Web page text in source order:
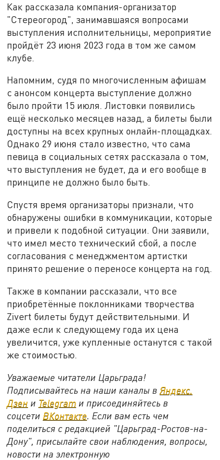
Как рассказала компания-организатор
"Стереогород", занимавшаяся вопросами
выступления исполнительницы, мероприятие
пройдёт 23 июня 2023 года в том же самом
клубе.
Напомним, судя по многочисленным афишам
с анонсом концерта выступление должно
было пройти 15 июля. Листовки появились
ещё несколько месяцев назад, а билеты были
доступны на всех крупных онлайн-площадках.
Однако 29 июня стало известно, что сама
певица в социальных сетях рассказала о том,
что выступления не будет, да и его вообще в
принципе не должно было быть.
Спустя время организаторы признали, что
обнаружены ошибки в коммуникации, которые
и привели к подобной ситуации. Они заявили,
что имел место технический сбой, а после
согласования с менеджментом артистки
принято решение о переносе концерта на год.
Также в компании рассказали, что все
приобретённые поклонниками творчества
Zivert билеты будут действительными. И
даже если к следующему года их цена
увеличится, уже купленные останутся с такой
же стоимостью.
Уважаемые читатели Царьграда!
Подписывайтесь на наши каналы в Яндекс.
Дзен и Telegram и присоединяйтесь в
соцсети ВКонтакте . Если вам есть чем
поделиться с редакцией "Царьград-Ростов-на-
Дону", присылайте свои наблюдения, вопросы,
новости на электронную